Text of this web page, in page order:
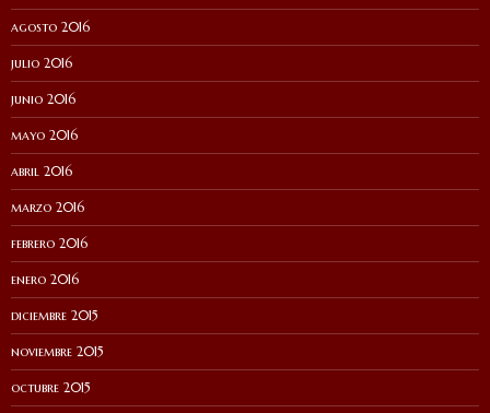
agosto 2016
julio 2016
junio 2016
mayo 2016
abril 2016
marzo 2016
febrero 2016
enero 2016
diciembre 2015
noviembre 2015
octubre 2015